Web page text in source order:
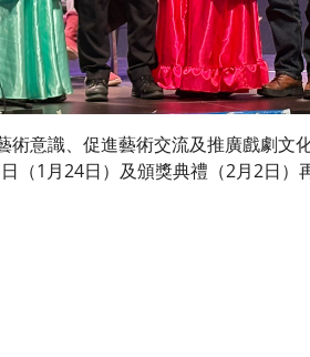
識、促進藝術交流及推廣戲劇文化
（1月24日）及頒獎典禮（2月2日）